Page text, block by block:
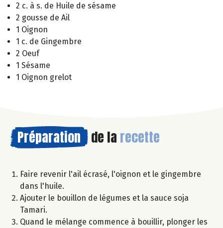
2 c. à s. de Huile de sésame
2 gousse de Ail
1 Oignon
1 c. de Gingembre
2 Oeuf
1 Sésame
1 Oignon grelot
Préparation de la recette
Faire revenir l'ail écrasé, l'oignon et le gingembre
dans l'huile.
Ajouter le bouillon de légumes et la sauce soja
Tamari.
Quand le mélange commence à bouillir, plonger les